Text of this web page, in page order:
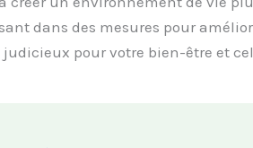
dans des mesures pour
pour votre bien-être et